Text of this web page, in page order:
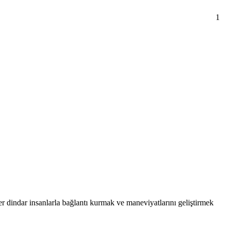
insanlarla bağlantı kurmak ve maneviyatlarını geliştirmek
1